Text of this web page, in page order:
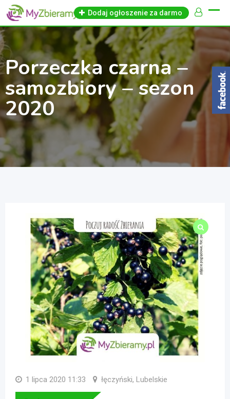
Skip
content
Dodaj ogłoszenie za darmo
Porzeczka czarna –
samozbiory – sezon
2020
1 lipca 2020 11:33 łęczyński, Lubelskie